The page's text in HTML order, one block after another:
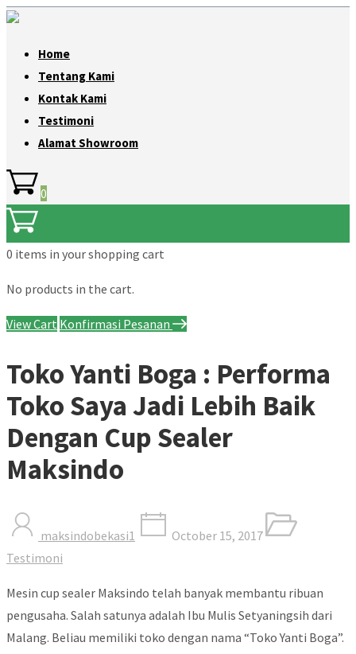
Home
Tentang Kami
Kontak Kami
Testimoni
Alamat Showroom
0
0 items in your shopping cart
No products in the cart.
View Cart Konfirmasi Pesanan
Toko Yanti Boga : Performa
Toko Saya Jadi Lebih Baik
Dengan Cup Sealer
Maksindo
maksindobekasi1
October 15, 2017
Testimoni
Mesin cup sealer Maksindo telah banyak membantu ribuan
pengusaha. Salah satunya adalah Ibu Mulis Setyaningsih dari
Malang. Beliau memiliki toko dengan nama “Toko Yanti Boga”.